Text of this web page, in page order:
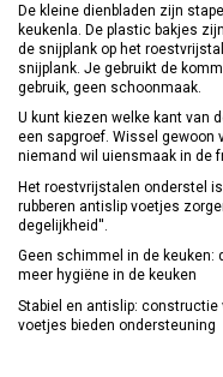
De kleine dienbladen zijn
keukenla. De plastic bakjes
de snijplank op het
snijplank. Je gebruikt de
gebruik, geen schoonmaak.
U kunt kiezen welke kant van
een sapgroef. Wissel gewoon
niemand wil uiensmaak in de
Het roestvrijstalen onderstel
rubberen antislip voetjes
degelijkheid''.
Geen schimmel in de keuken:
meer hygiëne in de keuken
Stabiel en antislip:
voetjes bieden ondersteuning